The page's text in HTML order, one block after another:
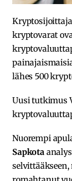
kryptovarat
lähes 500
Uusi tutkimus
Nuorempi
Sapkota